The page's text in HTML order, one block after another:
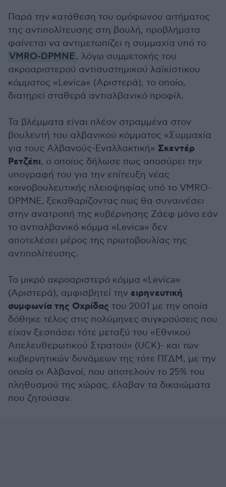
Παρά την κατάθεση του ομόφωνου αιτήματος
της αντιπολίτευσης στη βουλή, προβλήματα
φαίνεται να αντιμετωπίζει η συμμαχία υπό το
VMRO-DPMNE, λόγω συμμετοχής του
ακροαριστερού αντισυστημικού λαϊκίστικου
κόμματος «Levica» (Αριστερά), το οποίο,
διατηρεί σταθερά αντιαλβανικό προφίλ.
Τα βλέμματα είναι πλέον στραμμένα στον
βουλευτή του αλβανικού κόμματος «Συμμαχία
για τους Αλβανούς-Εναλλακτική» Σκεντέρ
Ρετζέπι, ο οποίος δήλωσε πως αποσύρει την
υπογραφή του για την επίτευξη νέας
κοινοβουλευτικής πλειοψηφίας υπό το VMRO-
DPMNE, ξεκαθαρίζοντας πως θα συναινέσει
στην ανατροπή της κυβέρνησης Zάεφ μόνο εάν
το αντιαλβανικό κόμμα «Levica» δεν
αποτελέσει μέρος της πρωτοβουλίας της
αντιπολίτευσης.
Το μικρό ακροαριστερό κόμμα «Levica»
(Αριστερά), αμφισβητεί την ειρηνευτική
συμφωνία της Οχρίδας του 2001 με την οποία
δόθηκε τέλος στις πολύμηνες συγκρούσεις που
είχαν ξεσπάσει τότε μεταξύ του «Εθνικού
Απελευθερωτικού Στρατού» (UCK)- και των
κυβερνητικών δυνάμεων της τότε ΠΓΔΜ, με την
οποία οι Αλβανοί, που αποτελούν το 25% του
πληθυσμού της χώρας, έλαβαν τα δικαιώματα
που ζητούσαν.